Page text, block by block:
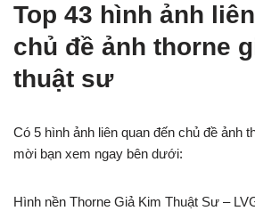
Top 43 hình ảnh
chủ đề ảnh thorne
thuật sư
Có 5 hình ảnh liên quan đến chủ đề ảnh
mời bạn xem ngay bên dưới:
Hình nền Thorne Giả Kim Thuật Sư –